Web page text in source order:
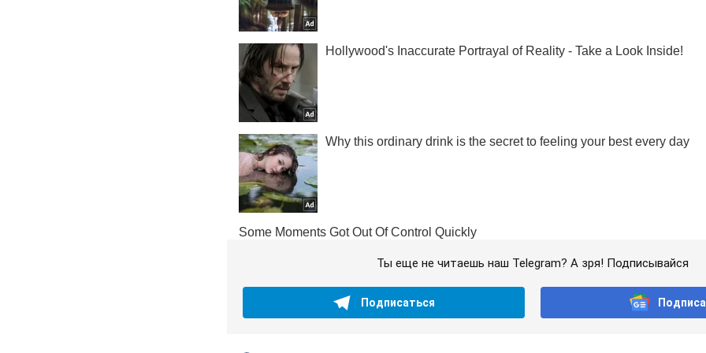
Ты еще не читаешь наш Telegram? А зря! Подписывайся
Подписаться